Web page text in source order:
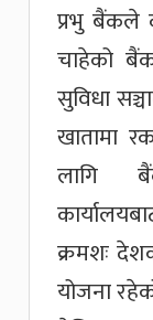
प्रभु बैंकले
चाहेको
सुविधा
खातामा
लागि
क्रमशः
योजना